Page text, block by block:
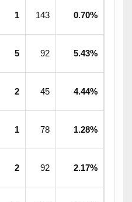
1 143 0.70%
5 92 5.43%
2 45 4.44%
1 78 1.28%
2 92 2.17%